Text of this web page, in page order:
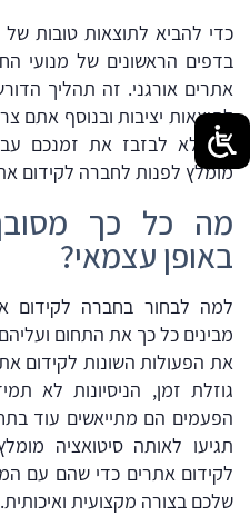
כדי להביא לתוצאות טובות
בדפים הראשונים של מנועי
אתרים אורגני. זה תהליך
לתוצאות יציבות ובנוסף אתם
כדי לא לבזבז את זמנכם
מומלץ לפנות לחברה לקידום
מה כל כך
באופן עצמאי?
למה לבחור בחברה לקידום
מבינים כל כך את התחום
את הפעולות השונות
גוזלת זמן, הניסיונות לא
הפעמים הם מתייאשים עוד
תגיעו לאותה סיטואציה
לקידום אתרים כדי שהם עם
שלכם בצורה מקצועית ואיכותית.